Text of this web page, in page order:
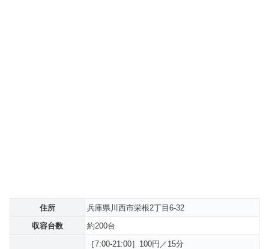
住所
兵庫県川西市栄根2丁目6-32
収容台数
約200台
［7:00-21:00］100円／15分